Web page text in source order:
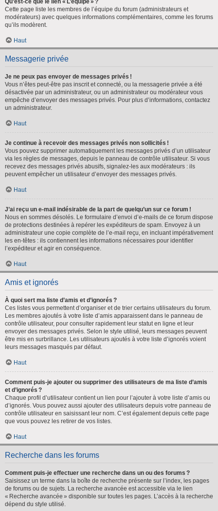
Qu’est-ce que le lien « L’équipe » ?
Cette page liste les membres de l’équipe du forum (administrateurs et
modérateurs) avec quelques informations complémentaires, comme les forums
qu’ils modèrent.
Haut
Messagerie privée
Je ne peux pas envoyer de messages privés !
Vous n’êtes peut-être pas inscrit et connecté, ou la messagerie privée a été
désactivée par un administrateur, ou un administrateur ou modérateur vous
empêche d’envoyer des messages privés. Pour plus d’informations, contactez
un administrateur.
Haut
Je continue à recevoir des messages privés non sollicités !
Vous pouvez supprimer automatiquement les messages privés d’un utilisateur
via les règles de messages, depuis le panneau de contrôle utilisateur. Si vous
recevez des messages privés abusifs, signalez-les aux modérateurs : ils
peuvent empêcher un utilisateur d’envoyer des messages privés.
Haut
J’ai reçu un e-mail indésirable de la part de quelqu’un sur ce forum !
Nous en sommes désolés. Le formulaire d’envoi d’e-mails de ce forum dispose
de protections destinées à repérer les expéditeurs de spam. Envoyez à un
administrateur une copie complète de l’e-mail reçu, en incluant impérativement
les en-têtes : ils contiennent les informations nécessaires pour identifier
l’expéditeur et agir en conséquence.
Haut
Amis et ignorés
À quoi sert ma liste d’amis et d’ignorés ?
Ces listes vous permettent d’organiser et de trier certains utilisateurs du forum.
Les membres ajoutés à votre liste d’amis apparaissent dans le panneau de
contrôle utilisateur, pour consulter rapidement leur statut en ligne et leur
envoyer des messages privés. Selon le style utilisé, leurs messages peuvent
être mis en surbrillance. Les utilisateurs ajoutés à votre liste d’ignorés voient
leurs messages masqués par défaut.
Haut
Comment puis-je ajouter ou supprimer des utilisateurs de ma liste d’amis
et d’ignorés ?
Chaque profil d’utilisateur contient un lien pour l’ajouter à votre liste d’amis ou
d’ignorés. Vous pouvez aussi ajouter des utilisateurs depuis votre panneau de
contrôle utilisateur en saisissant leur nom. C’est également depuis cette page
que vous pouvez les retirer de vos listes.
Haut
Recherche dans les forums
Comment puis-je effectuer une recherche dans un ou des forums ?
Saisissez un terme dans la boîte de recherche présente sur l’index, les pages
de forums ou de sujets. La recherche avancée est accessible via le lien
« Recherche avancée » disponible sur toutes les pages. L’accès à la recherche
dépend du style utilisé.